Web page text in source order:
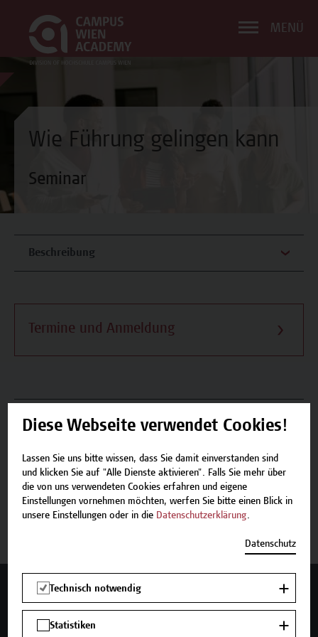
MENÜ
Wie Führung gelingen kann
Seminar
Beschreibung
Termine und Anmeldung
Beschreibung
Termine und Anmeldung
Jetzt anmelden
Mehr Infos gewünscht?
Diese Webseite verwendet Cookies!
Lassen Sie uns bitte wissen, dass Sie damit einverstanden sind
und klicken Sie auf "Alle Dienste aktivieren". Falls Sie mehr über
die von uns verwendeten Cookies erfahren und eigene
Einstellungen vornehmen möchten, werfen Sie bitte einen Blick in
unsere Einstellungen oder in die Datenschutzerklärung.
Datenschutz
Technisch notwendig
Statistiken